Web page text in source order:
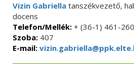
Vizin Gabriella tanszékvezető,
docens
Telefon/Mellék: + (36-1) 461-
Szoba: 407
E-mail: